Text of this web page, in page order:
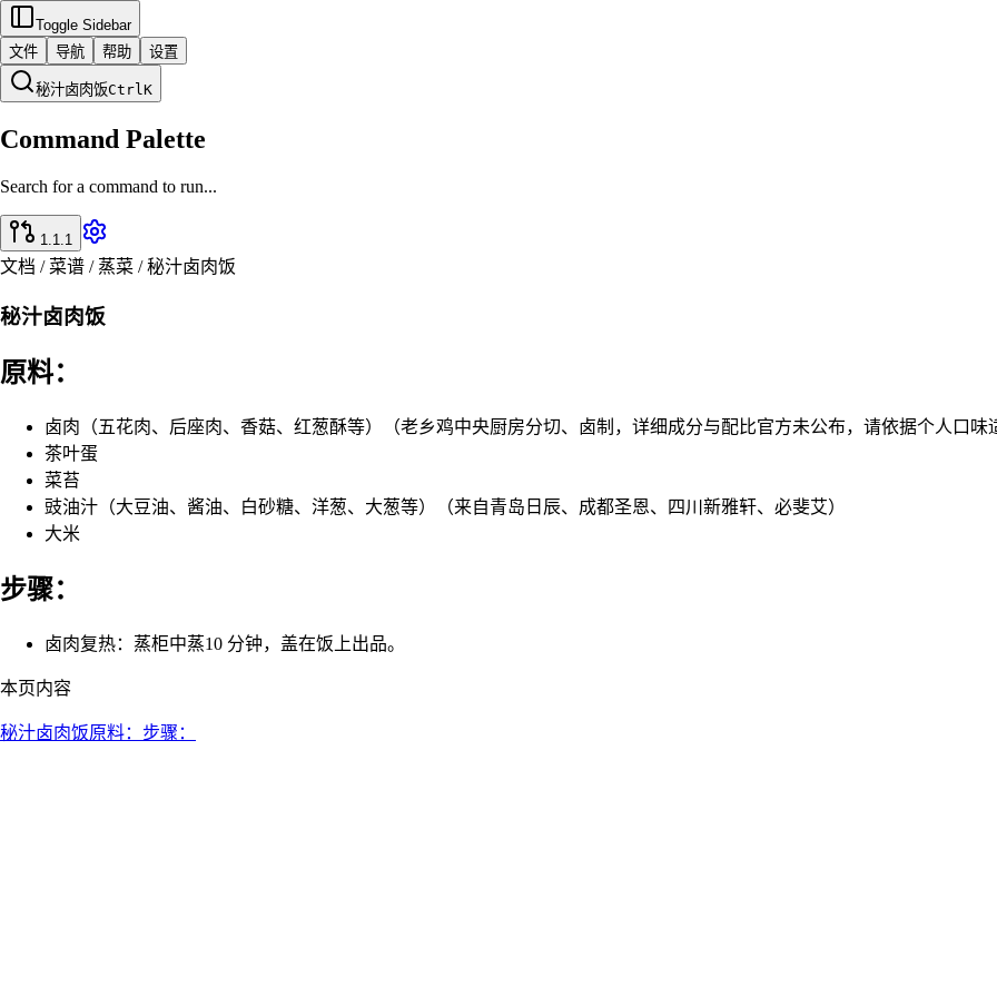
Toggle Sidebar
文件
导航 帮助 设置
秘汁卤肉饭CtrlK
Command Palette
Search for a command to run...
1.1.1
文档 / 菜谱 / 蒸菜 / 秘汁卤肉饭
秘汁卤肉饭
原料：
卤肉（五花肉、后座肉、香菇、红葱酥等）（老乡鸡中央厨房分切、卤制，详细成分与配比官方未公布，请依据个人口味
茶叶蛋
菜苔
豉油汁（大豆油、酱油、白砂糖、洋葱、大葱等）（来自青岛日辰、成都圣恩、四川新雅轩、必斐艾）
大米
步骤：
卤肉复热：蒸柜中蒸10 分钟，盖在饭上出品。
本页内容
秘汁卤肉饭原料： 步骤：